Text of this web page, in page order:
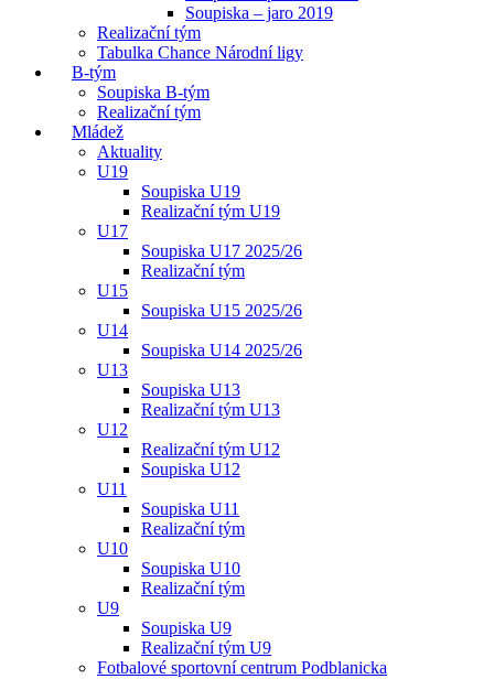
Soupiska – jaro 2019
Realizační tým
Tabulka Chance Národní ligy
B-tým
Soupiska B-tým
Realizační tým
Mládež
Aktuality
U19
Soupiska U19
Realizační tým U19
U17
Soupiska U17 2025/26
Realizační tým
U15
Soupiska U15 2025/26
U14
Soupiska U14 2025/26
U13
Soupiska U13
Realizační tým U13
U12
Realizační tým U12
Soupiska U12
U11
Soupiska U11
Realizační tým
U10
Soupiska U10
Realizační tým
U9
Soupiska U9
Realizační tým U9
Fotbalové sportovní centrum Podblanicka